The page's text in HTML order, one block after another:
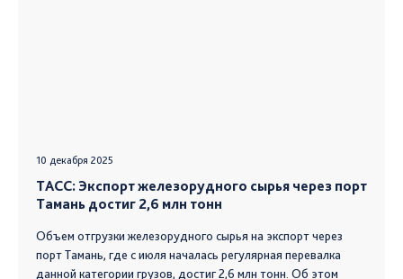
10 декабря 2025
ТАСС: Экспорт железорудного сырья через порт
Тамань достиг 2,6 млн тонн
Объем отгрузки железорудного сырья на экспорт через
порт Тамань, где с июля началась регулярная перевалка
данной категории грузов, достиг 2,6 млн тонн. Об этом